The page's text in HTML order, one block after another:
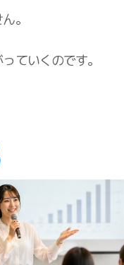
。
ていくのです。